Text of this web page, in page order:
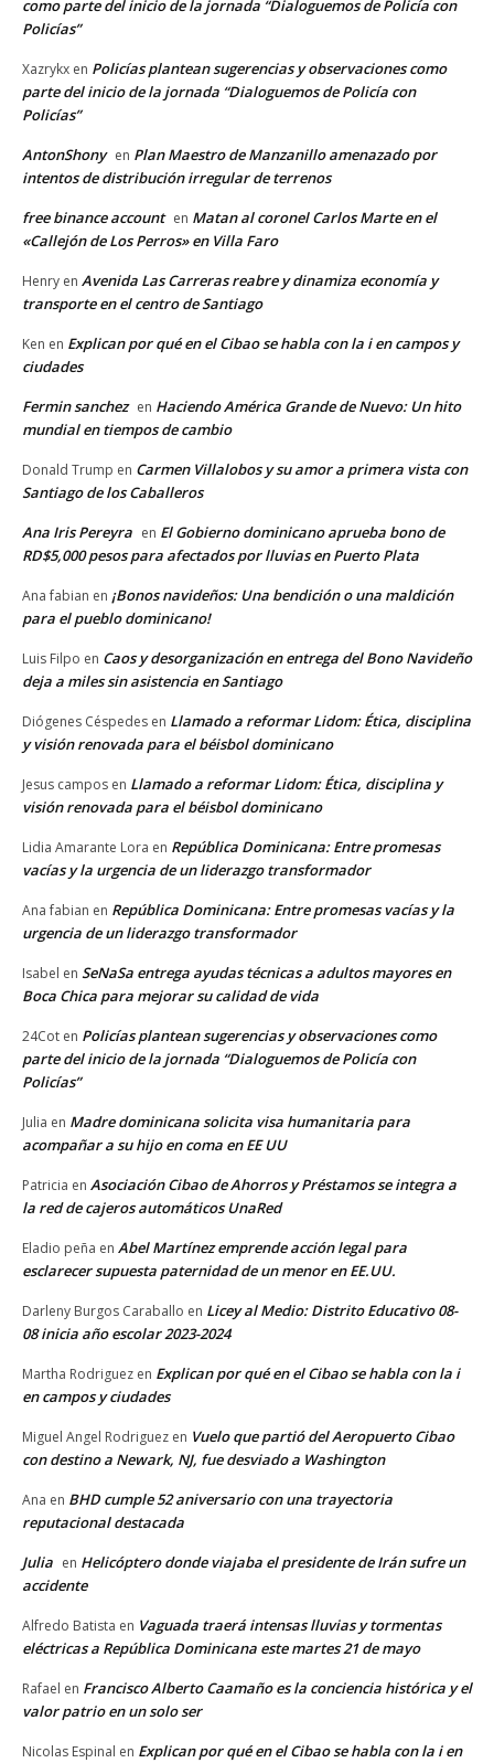
como parte del inicio de la jornada “Dialoguemos de Policía con
Policías”
Xazrykx en Policías plantean sugerencias y observaciones como
parte del inicio de la jornada “Dialoguemos de Policía con
Policías”
AntonShony en Plan Maestro de Manzanillo amenazado por
intentos de distribución irregular de terrenos
free binance account en Matan al coronel Carlos Marte en el
«Callejón de Los Perros» en Villa Faro
Henry en Avenida Las Carreras reabre y dinamiza economía y
transporte en el centro de Santiago
Ken en Explican por qué en el Cibao se habla con la i en campos y
ciudades
Fermin sanchez en Haciendo América Grande de Nuevo: Un hito
mundial en tiempos de cambio
Donald Trump en Carmen Villalobos y su amor a primera vista con
Santiago de los Caballeros
Ana Iris Pereyra en El Gobierno dominicano aprueba bono de
RD$5,000 pesos para afectados por lluvias en Puerto Plata
Ana fabian en ¡Bonos navideños: Una bendición o una maldición
para el pueblo dominicano!
Luis Filpo en Caos y desorganización en entrega del Bono Navideño
deja a miles sin asistencia en Santiago
Diógenes Céspedes en Llamado a reformar Lidom: Ética, disciplina
y visión renovada para el béisbol dominicano
Jesus campos en Llamado a reformar Lidom: Ética, disciplina y
visión renovada para el béisbol dominicano
Lidia Amarante Lora en República Dominicana: Entre promesas
vacías y la urgencia de un liderazgo transformador
Ana fabian en República Dominicana: Entre promesas vacías y la
urgencia de un liderazgo transformador
Isabel en SeNaSa entrega ayudas técnicas a adultos mayores en
Boca Chica para mejorar su calidad de vida
24Cot en Policías plantean sugerencias y observaciones como
parte del inicio de la jornada “Dialoguemos de Policía con
Policías”
Julia en Madre dominicana solicita visa humanitaria para
acompañar a su hijo en coma en EE UU
Patricia en Asociación Cibao de Ahorros y Préstamos se integra a
la red de cajeros automáticos UnaRed
Eladio peña en Abel Martínez emprende acción legal para
esclarecer supuesta paternidad de un menor en EE.UU.
Darleny Burgos Caraballo en Licey al Medio: Distrito Educativo 08-
08 inicia año escolar 2023-2024
Martha Rodriguez en Explican por qué en el Cibao se habla con la i
en campos y ciudades
Miguel Angel Rodriguez en Vuelo que partió del Aeropuerto Cibao
con destino a Newark, NJ, fue desviado a Washington
Ana en BHD cumple 52 aniversario con una trayectoria
reputacional destacada
Julia en Helicóptero donde viajaba el presidente de Irán sufre un
accidente
Alfredo Batista en Vaguada traerá intensas lluvias y tormentas
eléctricas a República Dominicana este martes 21 de mayo
Rafael en Francisco Alberto Caamaño es la conciencia histórica y el
valor patrio en un solo ser
Nicolas Espinal en Explican por qué en el Cibao se habla con la i en